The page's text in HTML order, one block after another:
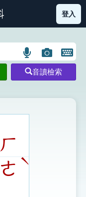
部首索引表圖示
登入
語
言
搜
示
圖
片
搜
開
鍵
圖
音讀檢索
ㄏ
ㄜˋ